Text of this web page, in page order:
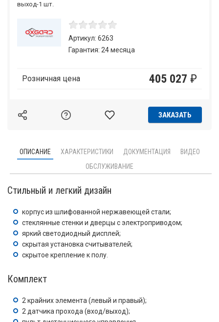
выход-1 шт.
Артикул: 6263
Гарантия: 24 месяца
Розничная цена 405 027 ₽
ЗАКАЗАТЬ
ОПИСАНИЕ ХАРАКТЕРИСТИКИ ДОКУМЕНТАЦИЯ
ВИДЕО
ОБСЛУЖИВАНИЕ
Стильный и легкий дизайн
корпус из шлифованной нержавеющей стали;
стеклянные стенки и дверцы с электроприводом;
яркий светодиодный дисплей;
скрытая установка считывателей;
скрытое крепление к полу.
Комплект
2 крайних элемента (левый и правый);
2 датчика прохода (вход/выход);